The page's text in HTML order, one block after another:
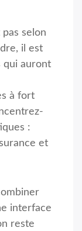
selon
il est
qui auront
à fort
:
et
interface
reste